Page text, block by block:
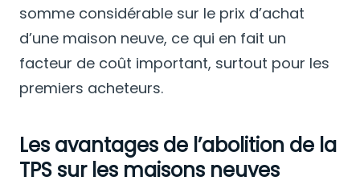
somme considérable sur le prix d’achat
d’une maison neuve, ce qui en fait un
facteur de coût important, surtout pour les
premiers acheteurs.
Les avantages de l’abolition de la
TPS sur les maisons neuves